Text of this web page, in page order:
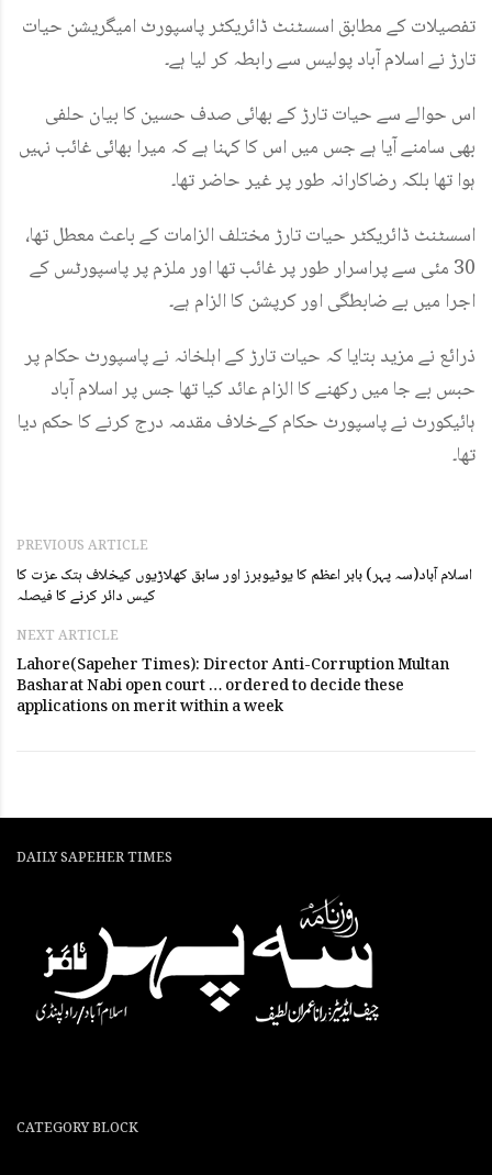
تفصیلات کے مطابق اسسٹنٹ ڈائریکٹر پاسپورٹ امیگریشن حیات
تارڑ نے اسلام آباد پولیس سے رابطہ کر لیا ہے۔
اس حوالے سے حیات تارڑ کے بھائی صدف حسین کا بیان حلفی
بھی سامنے آیا ہے جس میں اس کا کہنا ہے کہ میرا بھائی غائب نہیں
ہوا تھا بلکہ رضاکارانہ طور پر غیر حاضر تھا۔
اسسٹنٹ ڈائریکٹر حیات تارڑ مختلف الزامات کے باعث معطل تھا،
30 مئی سے پراسرار طور پر غائب تھا اور ملزم پر پاسپورٹس کے
اجرا میں بے ضابطگی اور کرپشن کا الزام ہے۔
ذرائع نے مزید بتایا کہ حیات تارڑ کے اہلخانہ نے پاسپورٹ حکام پر
حبس بے جا میں رکھنے کا الزام عائد کیا تھا جس پر اسلام آباد
ہائیکورٹ نے پاسپورٹ حکام کےخلاف مقدمہ درج کرنے کا حکم دیا
تھا۔
PREVIOUS ARTICLE
اسلام آباد(سہ پہر) بابر اعظم کا یوٹیوبرز اور سابق کھلاڑیوں کیخلاف ہتک عزت کا
کیس دائر کرنے کا فیصلہ
NEXT ARTICLE
Lahore(Sapeher Times): Director Anti-Corruption Multan
Basharat Nabi open court … ordered to decide these
applications on merit within a week
DAILY SAPEHER TIMES
CATEGORY BLOCK